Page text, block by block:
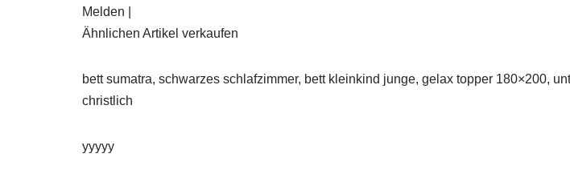
Melden |
Ähnlichen Artikel verkaufen
bett sumatra, schwarzes schlafzimmer, bett kleinkind junge, gelax topper 180×200,
christlich
yyyyy